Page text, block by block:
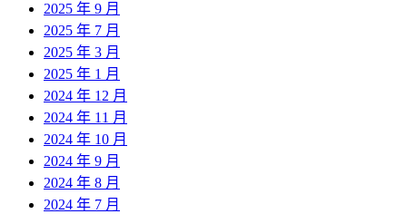
2025 年 9 月
2025 年 7 月
2025 年 3 月
2025 年 1 月
2024 年 12 月
2024 年 11 月
2024 年 10 月
2024 年 9 月
2024 年 8 月
2024 年 7 月